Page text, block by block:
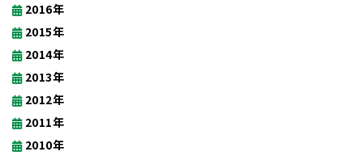
2016年
2015年
2014年
2013年
2012年
2011年
2010年